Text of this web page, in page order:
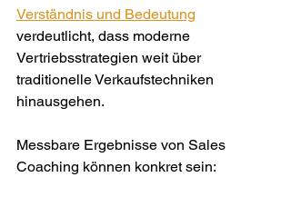
Verständnis und Bedeutung
verdeutlicht, dass moderne
Vertriebsstrategien weit über
traditionelle Verkaufstechniken
hinausgehen.
Messbare Ergebnisse von Sales
Coaching können konkret sein: